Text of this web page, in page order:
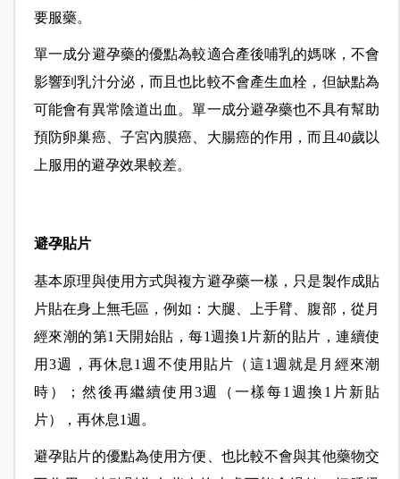
要服藥。
單一成分避孕藥的優點為較適合產後哺乳的媽咪，不會
影響到乳汁分泌，而且也比較不會產生血栓，但缺點為
可能會有異常陰道出血。單一成分避孕藥也不具有幫助
預防卵巢癌、子宮內膜癌、大腸癌的作用，而且40歲以
上服用的避孕效果較差。
避孕貼片
基本原理與使用方式與複方避孕藥一樣，只是製作成貼
片貼在身上無毛區，例如：大腿、上手臂、腹部，從月
經來潮的第1天開始貼，每1週換1片新的貼片，連續使
用3週，再休息1週不使用貼片（這1週就是月經來潮
時）；然後再繼續使用3週（一樣每1週換1片新貼
片），再休息1週。
避孕貼片的優點為使用方便、也比較不會與其他藥物交